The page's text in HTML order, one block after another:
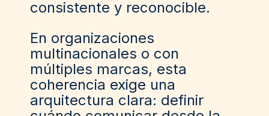
consistente y reconocible.
En organizaciones
multinacionales o con
múltiples marcas, esta
coherencia exige una
arquitectura clara: definir